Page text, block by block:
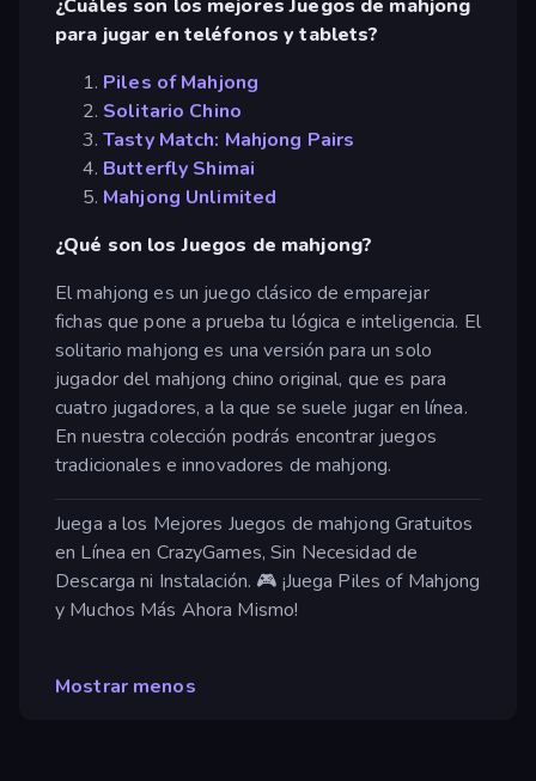
¿Cuáles son los mejores Juegos de mahjong
para jugar en teléfonos y tablets?
Piles of Mahjong
Solitario Chino
Tasty Match: Mahjong Pairs
Butterfly Shimai
Mahjong Unlimited
¿Qué son los Juegos de mahjong?
El mahjong es un juego clásico de emparejar
fichas que pone a prueba tu lógica e inteligencia. El
solitario mahjong es una versión para un solo
jugador del mahjong chino original, que es para
cuatro jugadores, a la que se suele jugar en línea.
En nuestra colección podrás encontrar juegos
tradicionales e innovadores de mahjong.
Juega a los Mejores Juegos de mahjong Gratuitos
en Línea en CrazyGames, Sin Necesidad de
Descarga ni Instalación. 🎮 ¡Juega Piles of Mahjong
y Muchos Más Ahora Mismo!
Mostrar menos